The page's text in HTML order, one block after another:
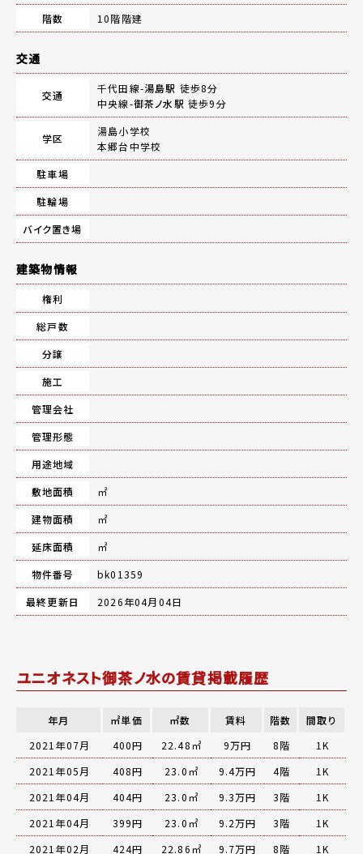
階数
10階階建
交通
交通
千代田線-湯島駅 徒歩8分
中央線-御茶ノ水駅 徒歩9分
学区
湯島小学校
本郷台中学校
駐車場
駐輪場
バイク置き場
建築物情報
権利
総戸数
分譲
施工
管理会社
管理形態
用途地域
敷地面積
㎡
建物面積
㎡
延床面積
㎡
物件番号
bk01359
最終更新日
2026年04月04日
ユニオネスト御茶ノ水の賃貸掲載履歴
年月 ㎡単価 ㎡数 賃料 階数
間取り
2021年07月
400円 22.48㎡ 9万円 8階
1K
2021年05月
408円 23.0㎡ 9.4万円 4階
1K
2021年04月
404円 23.0㎡ 9.3万円 3階
1K
2021年04月
399円 23.0㎡ 9.2万円 3階
1K
2021年02月
424円 22.86㎡ 9.7万円 8階
1K